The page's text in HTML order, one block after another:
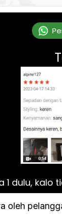
`
1 dulu, kalo
oleh